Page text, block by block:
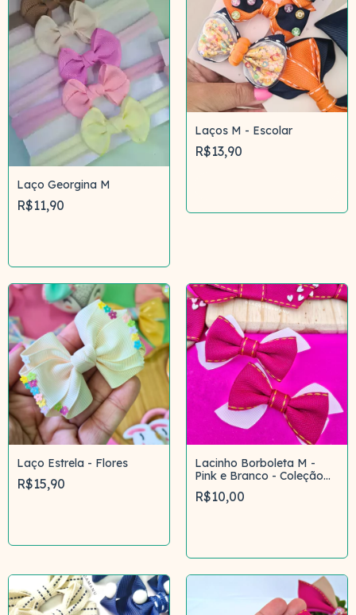
Laço Georgina M
R$11,90
Laços M - Escolar
R$13,90
Laço Estrela - Flores
R$15,90
Lacinho Borboleta M -
Pink e Branco - Coleção
Ovelhinha
R$10,00